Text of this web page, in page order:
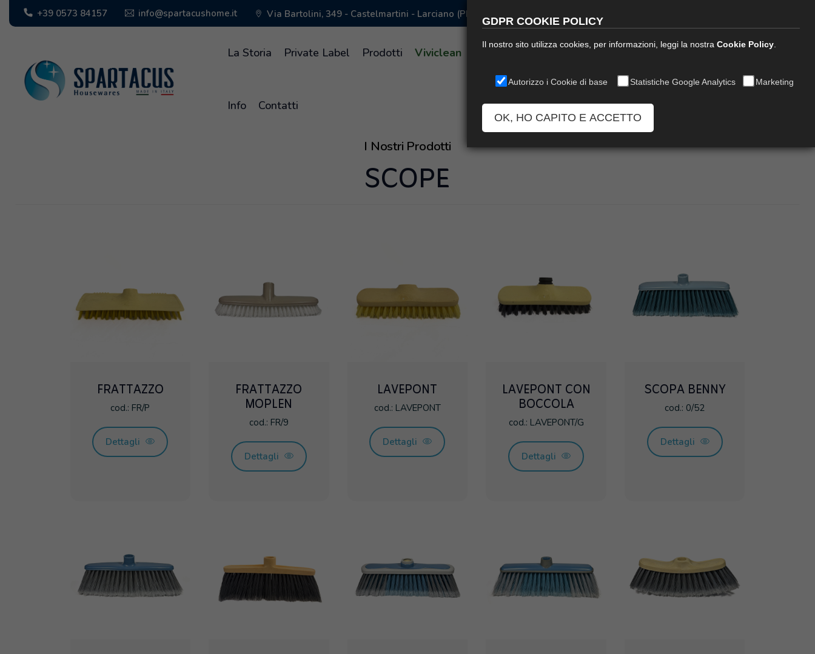
+39 0573 84157 info@spartacushome.it Via Bartolini, 349 - Castelmartini - Larciano (PISTOIA) Italy
La Storia Private Label Prodotti Viviclean Linea Decor
Info Contatti
Richiedi Info
I Nostri Prodotti
SCOPE
FRATTAZZO
cod.: FR/P
Dettagli
FRATTAZZO
MOPLEN
cod.: FR/9
Dettagli
LAVEPONT
cod.: LAVEPONT
Dettagli
LAVEPONT CON
BOCCOLA
cod.: LAVEPONT/G
Dettagli
SCOPA BENNY
cod.: 0/52
Dettagli
GDPR COOKIE POLICY
Il nostro sito utilizza cookies, per informazioni, leggi la nostra Cookie Policy
Autorizzo i Cookie di base Statistiche Google Analytics Marketing
OK, HO CAPITO E ACCETTO